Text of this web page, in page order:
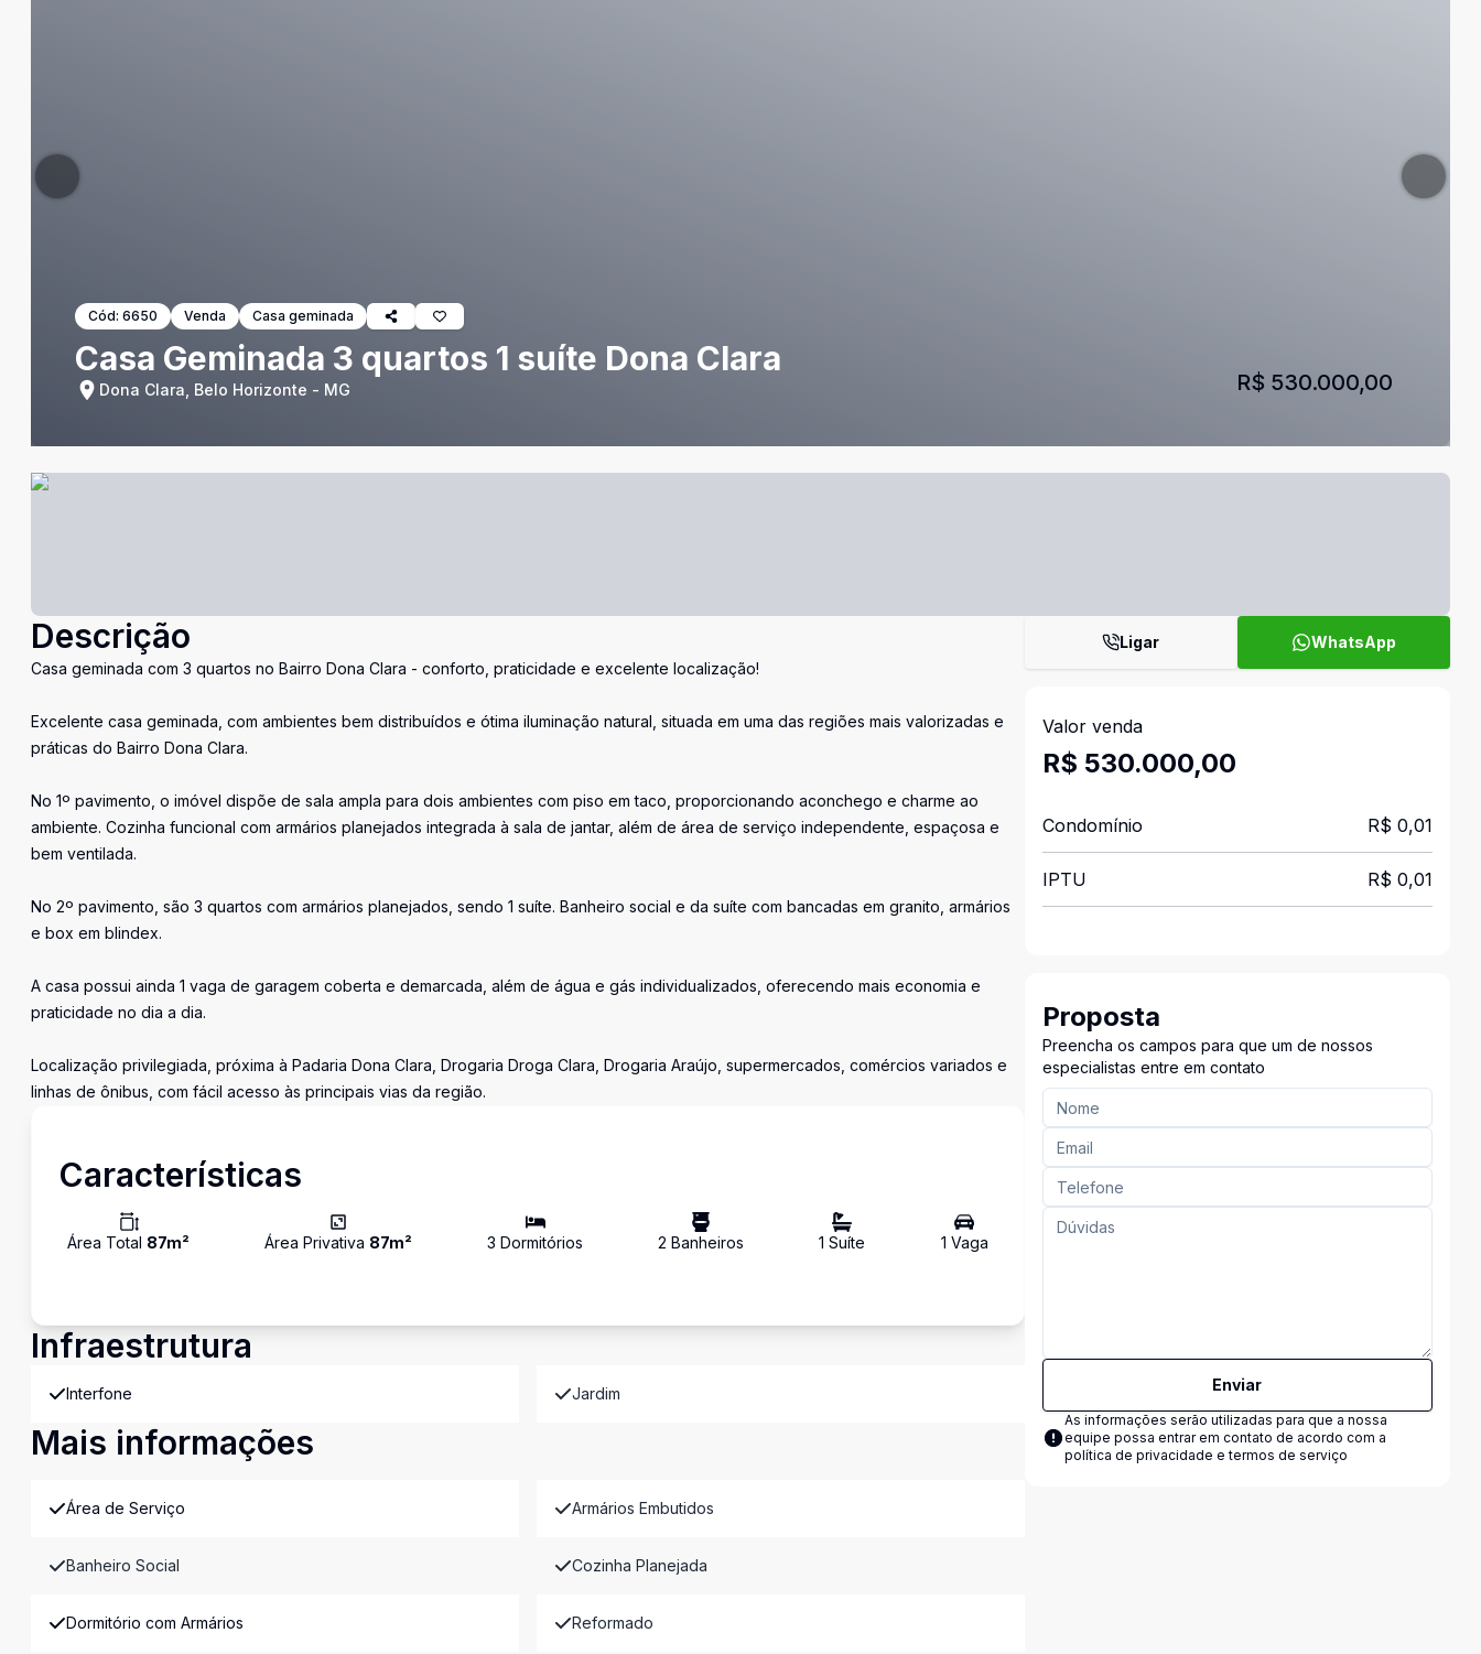
Cód: 6650 Venda Casa geminada
Casa Geminada 3 quartos 1 suíte Dona Clara
Dona Clara, Belo Horizonte - MG R$ 530.000,00
Descrição
Casa geminada com 3 quartos no Bairro Dona Clara - conforto, praticidade e excelente localização!
Excelente casa geminada, com ambientes bem distribuídos e ótima iluminação natural, situada em uma das regiões mais valorizadas e
práticas do Bairro Dona Clara.
No 1º pavimento, o imóvel dispõe de sala ampla para dois ambientes com piso em taco, proporcionando aconchego e charme ao
ambiente. Cozinha funcional com armários planejados integrada à sala de jantar, além de área de serviço independente, espaçosa e
bem ventilada.
No 2º pavimento, são 3 quartos com armários planejados, sendo 1 suíte. Banheiro social e da suíte com bancadas em granito, armários
e box em blindex.
A casa possui ainda 1 vaga de garagem coberta e demarcada, além de água e gás individualizados, oferecendo mais economia e
praticidade no dia a dia.
Localização privilegiada, próxima à Padaria Dona Clara, Drogaria Droga Clara, Drogaria Araújo, supermercados, comércios variados e
linhas de ônibus, com fácil acesso às principais vias da região.
Características
Área Total 87m² Área Privativa 87m² 3 Dormitórios 2 Banheiros 1 Suíte 1 Vaga
Infraestrutura
Interfone Jardim
Mais informações
Área de Serviço Armários Embutidos
Banheiro Social Cozinha Planejada
Dormitório com Armários Reformado
Ligar WhatsApp
Valor venda
R$ 530.000,00
Condomínio R$ 0,01
IPTU R$ 0,01
Proposta
Preencha os campos para que um de nossos
especialistas entre em contato
Enviar
As informações serão utilizadas para que a nossa
equipe possa entrar em contato de acordo com a
política de privacidade e termos de serviço